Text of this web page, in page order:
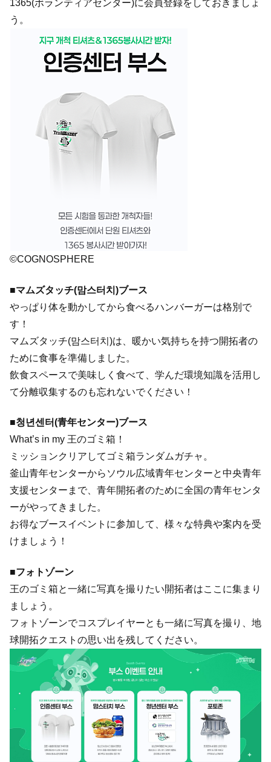
1365(ボランティアセンター)に会員登録をしておきましょ
う。
©COGNOSPHERE
■マムズタッチ(맘스터치)ブース
やっぱり体を動かしてから食べるハンバーガーは格別で
す！
マムズタッチ(맘스터치)は、暖かい気持ちを持つ開拓者の
ために食事を準備しました。
飲食スペースで美味しく食べて、学んだ環境知識を活用し
て分離収集するのも忘れないでください！
■청년센터(青年センター)ブース
What’s in my 王のゴミ箱！
ミッションクリアしてゴミ箱ランダムガチャ。
釜山青年センターからソウル広域青年センターと中央青年
支援センターまで、青年開拓者のために全国の青年センタ
ーがやってきました。
お得なブースイベントに参加して、様々な特典や案内を受
けましょう！
■フォトゾーン
王のゴミ箱と一緒に写真を撮りたい開拓者はここに集まり
ましょう。
フォトゾーンでコスプレイヤーとも一緒に写真を撮り、地
球開拓クエストの思い出を残してください。